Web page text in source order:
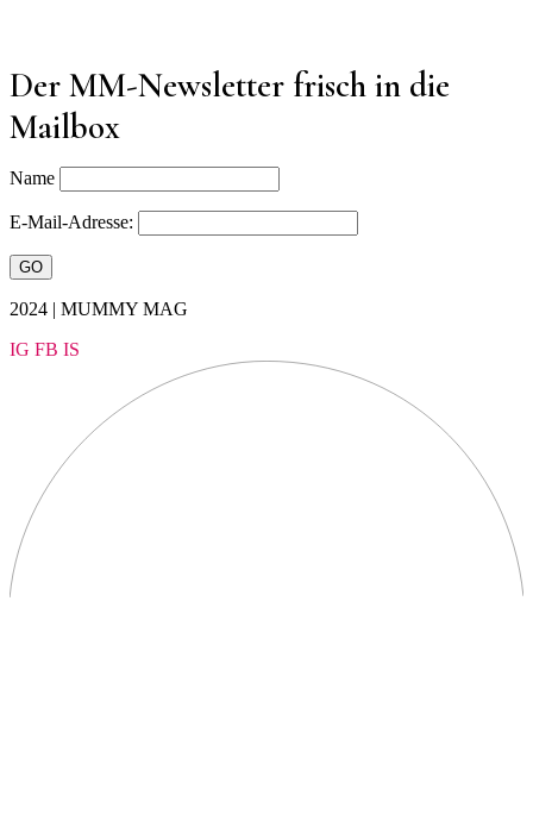
Der MM-Newsletter frisch in die
Mailbox
Name
E-Mail-Adresse:
2024 | MUMMY MAG
IG FB IS